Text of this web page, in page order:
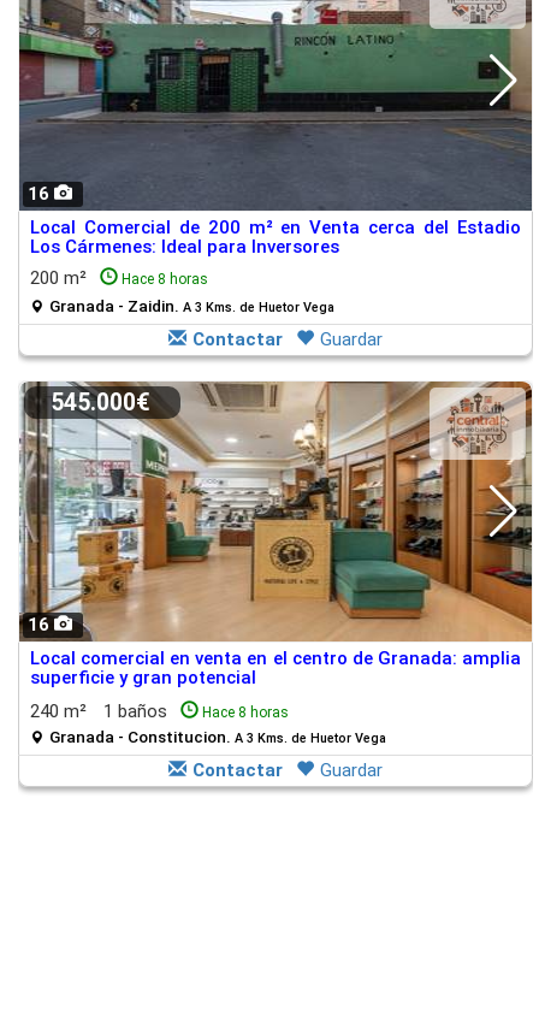
16
Local Comercial de 200 m² en Venta cerca del Estadio
Los Cármenes: Ideal para Inversores
200 m²
Hace 8 horas
Granada - Zaidin. A 3 Kms. de Huetor Vega
Contactar Guardar
16
545.000€
Local comercial en venta en el centro de Granada: amplia
superficie y gran potencial
240 m²
1 baños Hace 8 horas
Granada - Constitucion. A 3 Kms. de Huetor Vega
Contactar Guardar